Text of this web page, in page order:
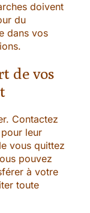
doivent
du
dans vos
de vos
Contactez
leur
vous quittez
pouvez
à votre
toute